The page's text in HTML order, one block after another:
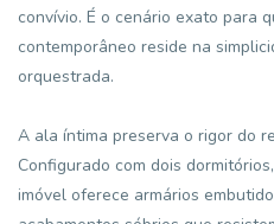
convívio. É o cenário exato para
contemporâneo reside na
orquestrada.
A ala íntima preserva o rigor do
Configurado com dois
imóvel oferece armários